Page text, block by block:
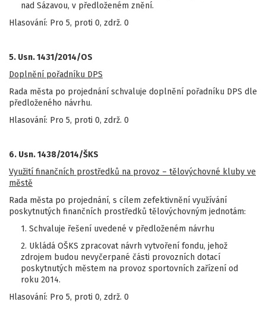
nad Sázavou, v předloženém znění.
Hlasování: Pro 5, proti 0, zdrž. 0
5. Usn. 1431/2014/OS
Doplnění pořadníku DPS
Rada města po projednání schvaluje doplnění pořadníku DPS dle
předloženého návrhu.
Hlasování: Pro 5, proti 0, zdrž. 0
6. Usn. 1438/2014/ŠKS
Využití finančních prostředků na provoz – tělovýchovné kluby ve
městě
Rada města po projednání, s cílem zefektivnění využívání
poskytnutých finančních prostředků tělovýchovným jednotám:
1. Schvaluje řešení uvedené v předloženém návrhu
2. Ukládá OŠKS zpracovat návrh vytvoření fondu, jehož
zdrojem budou nevyčerpané části provozních dotací
poskytnutých městem na provoz sportovních zařízení od
roku 2014.
Hlasování: Pro 5, proti 0, zdrž. 0